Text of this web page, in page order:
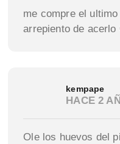
me compre el
arrepiento de
kempape
HACE 2
Ole los huevos del